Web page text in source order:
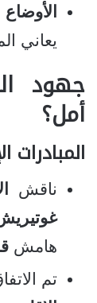
يعاني
جهود
أمل؟
المبادرات
ناقش
هامش
تم